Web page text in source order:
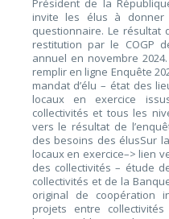
Président de la
invite les élus à
questionnaire. Le résultat
restitution par le COGP
annuel en novembre
remplir en ligne Enquête
mandat d’élu – état des
locaux en exercice
collectivités et tous les
vers le résultat de
des besoins des élusSur
locaux en exercice–> lien
des collectivités – étude
collectivités et de la
original de coopération
projets entre